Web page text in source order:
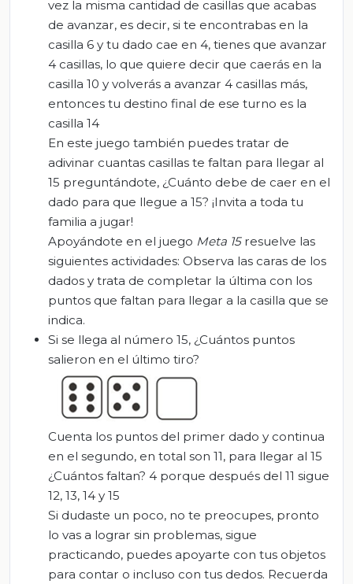
vez la misma cantidad de casillas que acabas
de avanzar, es decir, si te encontrabas en la
casilla 6 y tu dado cae en 4, tienes que avanzar
4 casillas, lo que quiere decir que caerás en la
casilla 10 y volverás a avanzar 4 casillas más,
entonces tu destino final de ese turno es la
casilla 14
En este juego también puedes tratar de
adivinar cuantas casillas te faltan para llegar al
15 preguntándote, ¿Cuánto debe de caer en el
dado para que llegue a 15? ¡Invita a toda tu
familia a jugar!
Apoyándote en el juego Meta 15resuelve las
siguientes actividades: Observa las caras de los
dados y trata de completar la última con los
puntos que faltan para llegar a la casilla que se
indica.
Si se llega al número 15, ¿Cuántos puntos
salieron en el último tiro?
Cuenta los puntos del primer dado y continua
en el segundo, en total son 11, para llegar al 15
¿Cuántos faltan? 4 porque después del 11 sigue
12, 13, 14 y 15
Si dudaste un poco, no te preocupes, pronto
lo vas a lograr sin problemas, sigue
practicando, puedes apoyarte con tus objetos
para contar o incluso con tus dedos. Recuerda